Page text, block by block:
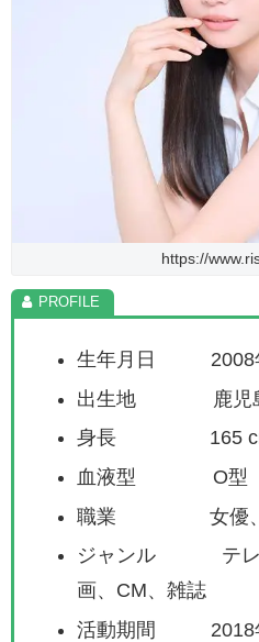
https://
生年月日 2008年
出生地 鹿児
身長 165
血液型 O型
職業 女優、タ
ジャンル テレビ
画、CM、雑誌
活動期間 2018